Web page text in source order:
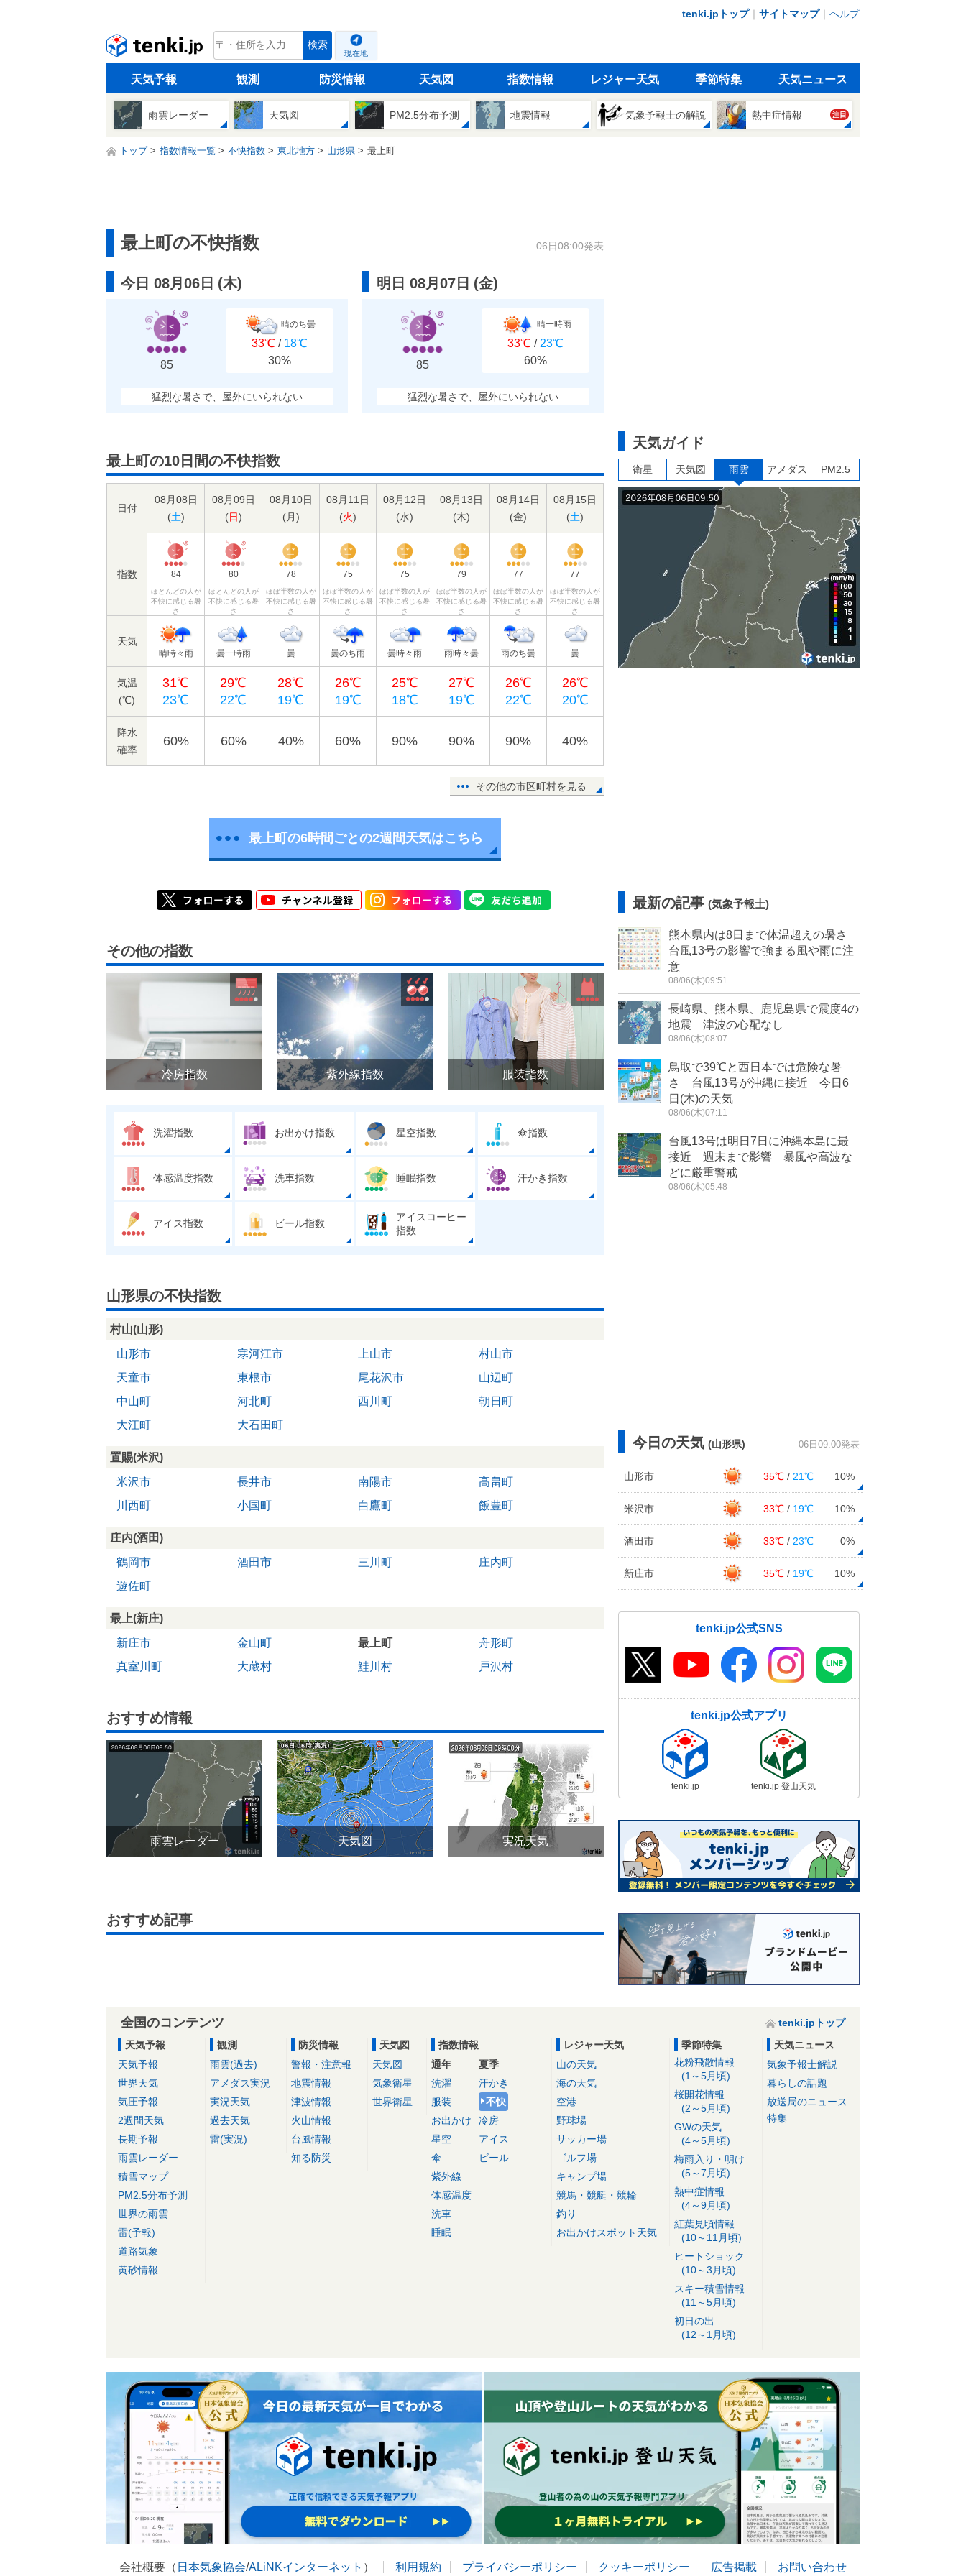
tenki.jpトップ｜ サイトマップ｜ ヘルプ
tenki.jp 検索
現在地
天気予報 観測 防災情報 天気図 指数情報 レジャー天気 季節特集 天気ニュース
雨雲レーダー 天気図 PM2.5分布予測 地震情報 気象予報士の解説 熱中症情報 注目
トップ 指数情報一覧 不快指数 東北地方 山形県 最上町
最上町の不快指数 06日08:00発表
今日 08月06日 (木)
85
晴のち曇
33℃ / 18℃
30%
猛烈な暑さで、屋外にいられない
明日 08月07日 (金)
85
晴一時雨
33℃ / 23℃
60%
猛烈な暑さで、屋外にいられない
最上町の10日間の不快指数
日付
08月08日
(土)
08月09日
(日)
08月10日
(月)
08月11日
(火)
08月12日
(水)
08月13日
(木)
08月14日
(金)
08月15日
(土)
指数 84
ほとんどの人が
不快に感じる暑
さ
80
ほとんどの人が
不快に感じる暑
さ
78
ほぼ半数の人が
不快に感じる暑
さ
75
ほぼ半数の人が
不快に感じる暑
さ
75
ほぼ半数の人が
不快に感じる暑
さ
79
ほぼ半数の人が
不快に感じる暑
さ
77
ほぼ半数の人が
不快に感じる暑
さ
77
ほぼ半数の人が
不快に感じる暑
さ
天気
晴時々雨 曇一時雨 曇 曇のち雨 曇時々雨 雨時々曇 雨のち曇 曇
気温
(℃)
31℃
23℃
29℃
22℃
28℃
19℃
26℃
19℃
25℃
18℃
27℃
19℃
26℃
22℃
26℃
20℃
降水
確率
60% 60% 40% 60% 90% 90% 90% 40%
その他の市区町村を見る
最上町の6時間ごとの2週間天気はこちら
その他の指数
冷房指数 紫外線指数 服装指数
洗濯指数 お出かけ指数 星空指数 傘指数
体感温度指数 洗車指数 睡眠指数 汗かき指数
アイス指数 ビール指数
アイスコーヒー
指数
山形県の不快指数
村山(山形)
山形市
寒河江市 上山市
村山市
天童市
東根市 尾花沢市
山辺町
中山町
河北町 西川町
朝日町
大江町
大石田町
置賜(米沢)
米沢市
長井市 南陽市
高畠町
川西町
小国町 白鷹町 飯豊町
庄内(酒田)
鶴岡市
酒田市 三川町
庄内町
遊佐町
最上(新庄)
新庄市
金山町 最上町
舟形町
真室川町
大蔵村 鮭川村 戸沢村
おすすめ情報
雨雲レーダー 天気図 実況天気
おすすめ記事
天気ガイド
衛星 天気図 雨雲 アメダス PM2.5
最新の記事 (気象予報士)
熊本県内は8日まで体温超えの暑さ
台風13号の影響で強まる風や雨に注
意
08/06(木)09:51
長崎県、熊本県、鹿児島県で震度4の
地震 津波の心配なし
08/06(木)08:07
鳥取で39℃と西日本では危険な暑
さ 台風13号が沖縄に接近 今日6
日(木)の天気
08/06(木)07:11
台風13号は明日7日に沖縄本島に最
接近 週末まで影響 暴風や高波な
どに厳重警戒
08/06(木)05:48
今日の天気 (山形県) 06日09:00発表
山形市 35℃ / 21℃ 10%
米沢市 33℃ / 19℃ 10%
酒田市 33℃ / 23℃ 0%
新庄市 35℃ / 19℃ 10%
tenki.jp公式SNS
tenki.jp公式アプリ
tenki.jp tenki.jp 登山天気
全国のコンテンツ
tenki.jpトップ
天気予報
天気予報
世界天気
気圧予報
2週間天気
長期予報
雨雲レーダー
積雪マップ
PM2.5分布予測
世界の雨雲
雷(予報)
道路気象
黄砂情報
観測
雨雲(過去)
アメダス実況
実況天気
過去天気
雷(実況)
防災情報
警報・注意報
地震情報
津波情報
火山情報
台風情報
知る防災
天気図
天気図
気象衛星
世界衛星
指数情報
通年
洗濯
服装
お出かけ
星空
傘
紫外線
体感温度
洗車
睡眠
夏季
汗かき
不快
冷房
アイス
ビール
レジャー天気
山の天気
海の天気
空港
野球場
サッカー場
ゴルフ場
キャンプ場
競馬・競艇・競輪
釣り
お出かけスポット天気
季節特集
花粉飛散情報
(1～5月頃)
桜開花情報
(2～5月頃)
GWの天気
(4～5月頃)
梅雨入り・明け
(5～7月頃)
熱中症情報
(4～9月頃)
紅葉見頃情報
(10～11月頃)
ヒートショック
(10～3月頃)
スキー積雪情報
(11～5月頃)
初日の出
(12～1月頃)
天気ニュース
気象予報士解説
暮らしの話題
放送局のニュース
特集
会社概要（ 日本気象協会/ALiNKインターネット ） 利用規約 プライバシーポリシー クッキーポリシー 広告掲載 お問い合わせ